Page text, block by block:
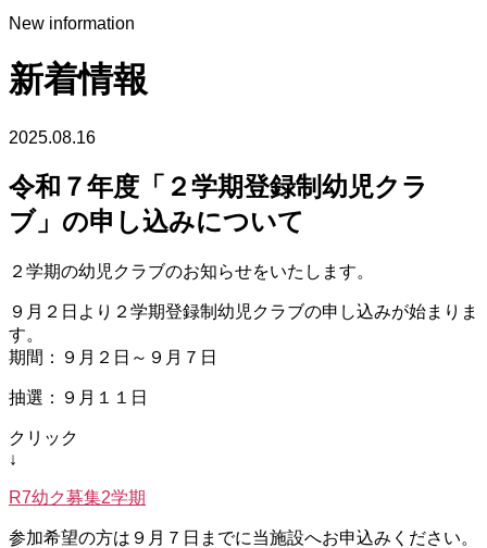
New information
新着情報
2025.08.16
令和７年度「２学期登録制幼児クラ
ブ」の申し込みについて
２学期の幼児クラブのお知らせをいたします。
９月２日より２学期登録制幼児クラブの申し込みが始まりま
す。
期間：９月２日～９月７日
抽選：９月１１日
クリック
↓
R7幼ク募集2学期
参加希望の方は９月７日までに当施設へお申込みください。